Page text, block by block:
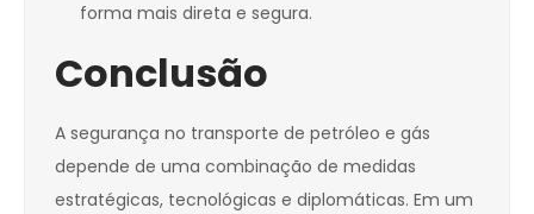
forma mais direta e segura.
Conclusão
A segurança no transporte de petróleo e gás
depende de uma combinação de medidas
estratégicas, tecnológicas e diplomáticas. Em um